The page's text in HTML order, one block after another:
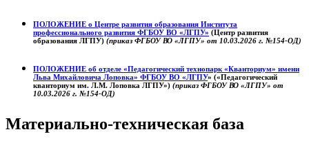
ПОЛОЖЕНИЕ о Центре развития образования Института
профессионального развития ФГБОУ ВО «ЛГПУ» (Центр развития
образования ЛГПУ) (приказ ФГБОУ ВО «ЛГПУ» от 10.03.2026 г. №154-ОД)
ПОЛОЖЕНИЕ об отделе «Педагогический технопарк «Кванториум» имени
Льва Михайловича Лоповка» ФГБОУ ВО «ЛГПУ» («Педагогический
кванториум им. Л.М. Лоповка ЛГПУ») (приказ ФГБОУ ВО «ЛГПУ» от
10.03.2026 г. №154-ОД)
Материально-техническая база